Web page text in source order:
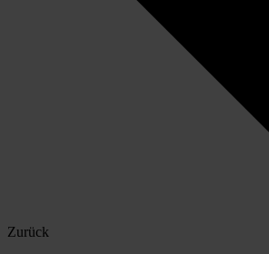
Zurück